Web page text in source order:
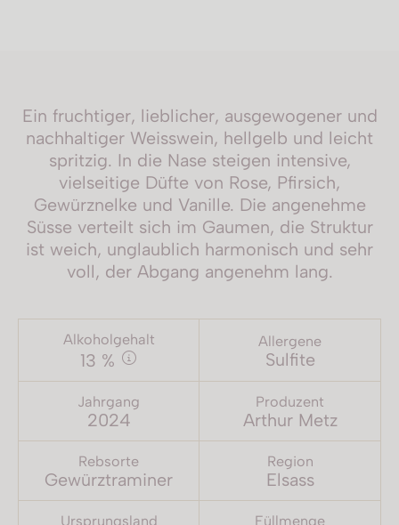
Ein fruchtiger, lieblicher, ausgewogener und
nachhaltiger Weisswein, hellgelb und leicht
spritzig. In die Nase steigen intensive,
vielseitige Düfte von Rose, Pfirsich,
Gewürznelke und Vanille. Die angenehme
Süsse verteilt sich im Gaumen, die Struktur
ist weich, unglaublich harmonisch und sehr
voll, der Abgang angenehm lang.
Alkoholgehalt
13 %
Allergene
Sulfite
Jahrgang
2024
Produzent
Arthur Metz
Rebsorte
Gewürztraminer
Region
Elsass
Ursprungsland Füllmenge